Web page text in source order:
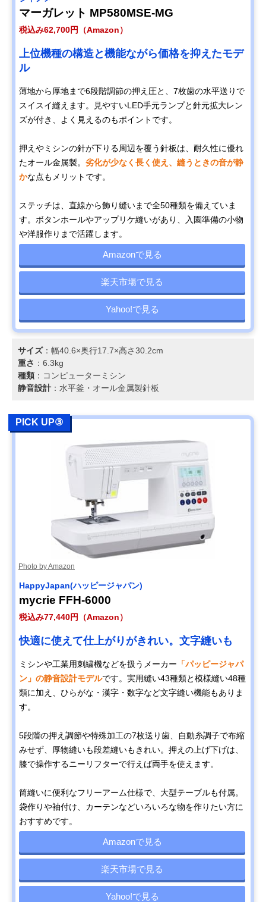
マーガレット MP580MSE-MG
税込み62,700円（Amazon）
上位機種の構造と機能ながら価格を抑えたモデ
ル
薄地から厚地まで6段階調節の押え圧と、7枚歯の水平送りで
スイスイ縫えます。見やすいLED手元ランプと針元拡大レン
ズが付き、よく見えるのもポイントです。
押えやミシンの針が下りる周辺を覆う針板は、耐久性に優れ
たオール金属製。 劣化が少なく長く使え、縫うときの音が静
かな点もメリットです。
ステッチは、直線から飾り縫いまで全50種類を備えていま
す。ボタンホールやアップリケ縫いがあり、入園準備の小物
や洋服作りまで活躍します。
Amazonで見る
楽天市場で見る
Yahoo!で見る
サイズ：幅40.6×奥行17.7×高さ30.2cm
重さ ：6.3kg
種類 ：コンピューターミシン
静音設計 ：水平釜・オール金属製針板
PICK UP③
Photo by Amazon
HappyJapan(ハッピージャパン)
mycrie FFH-6000
税込み77,440円（Amazon）
快適に使えて仕上がりがきれい。文字縫いも
ミシンや工業用刺繍機などを扱うメーカー 「パッピージャパ
ン」の静音設計モデルです。実用縫い43種類と模様縫い48種
類に加え、ひらがな・漢字・数字など文字縫い機能もありま
す。
5段階の押え調節や特殊加工の7枚送り歯、自動糸調子で布縮
みせず、厚物縫いも段差縫いもきれい。押えの上げ下げは、
膝で操作するニーリフターで行えば両手を使えます。
筒縫いに便利なフリーアーム仕様で、大型テーブルも付属。
袋作りや袖付け、カーテンなどいろいろな物を作りたい方に
おすすめです。
Amazonで見る
楽天市場で見る
Yahoo!で見る